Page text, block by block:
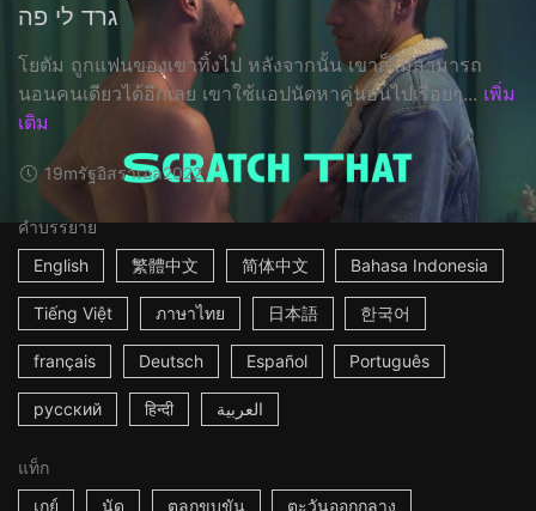
גרד לי פה
โยตัม ถูกแฟนของเขาทิ้งไป หลังจากนั้น เขาก็ไม่สามารถ
นอนคนเดียวได้อีกเลย เขาใช้แอปนัดหาคู่นอนไปเรื่อยๆ... เพิ่ม
เติม
19mรัฐอิสราเอล2022
คำบรรยาย
English
繁體中文 简体中文 Bahasa Indonesia
Tiếng Việt ภาษาไทย 日本語 한국어
français Deutsch Español Português
русский हिन्दी العربية
แท็ก
เกย์
นัด ตลกขบขัน ตะวันออกกลาง